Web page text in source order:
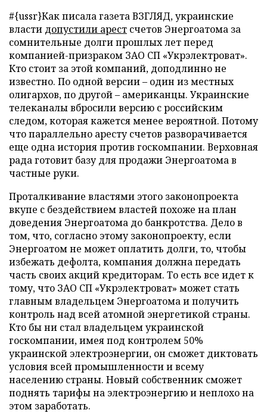
#{ussr}Как писала газета ВЗГЛЯД, украинские
власти допустили арест счетов Энергоатома за
сомнительные долги прошлых лет перед
компанией-призраком ЗАО СП «Укрэлектроват».
Кто стоит за этой компаний, доподлинно не
известно. По одной версии – один из местных
олигархов, по другой – американцы. Украинские
телеканалы вбросили версию с российским
следом, которая кажется менее вероятной. Потому
что параллельно аресту счетов разворачивается
еще одна история против госкомпании. Верховная
рада готовит базу для продажи Энергоатома в
частные руки.
Проталкивание властями этого законопроекта
вкупе с бездействием властей похоже на план
доведения Энергоатома до банкротства. Дело в
том, что, согласно этому законопроекту, если
Энергоатом не может оплатить долги, то, чтобы
избежать дефолта, компания должна передать
часть своих акций кредиторам. То есть все идет к
тому, что ЗАО СП «Укрэлектроват» может стать
главным владельцем Энергоатома и получить
контроль над всей атомной энергетикой страны.
Кто бы ни стал владельцем украинской
госкомпании, имея под контролем 50%
украинской электроэнергии, он сможет диктовать
условия всей промышленности и всему
населению страны. Новый собственник сможет
поднять тарифы на электроэнергию и неплохо на
этом заработать.